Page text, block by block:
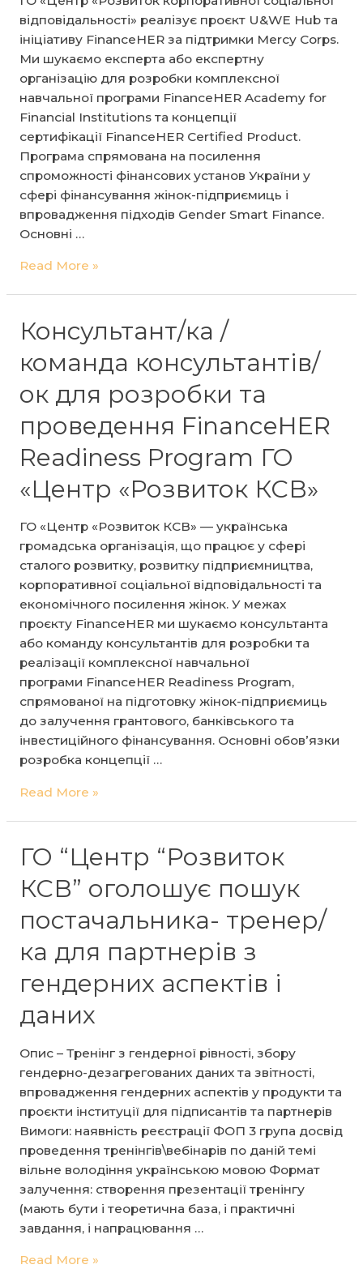
програми
«Академія
тренерів
U&WE
Hub».
відповідальності» реалізує проєкт U&WE Hub та
ініціативу FinanceHER за підтримки Mercy Corps.
Ми шукаємо експерта або експертну
організацію для розробки комплексної
навчальної програми FinanceHER Academy for
Financial Institutions та концепції
сертифікації FinanceHER Certified Product.
Програма спрямована на посилення
спроможності фінансових установ України у
сфері фінансування жінок-підприємиць і
впровадження підходів Gender Smart Finance.
Основні …
Експерт(ка)
організація
з
розробки
програми
FinanceHER
Academy
for
Financial
Institutions
Read More »
Консультант/ка /
команда консультантів/
ок для розробки та
проведення FinanceHER
Readiness Program ГО
«Центр «Розвиток КСВ»
ГО «Центр «Розвиток КСВ» — українська
громадська організація, що працює у сфері
сталого розвитку, розвитку підприємництва,
корпоративної соціальної відповідальності та
економічного посилення жінок. У межах
проєкту FinanceHER ми шукаємо консультанта
або команду консультантів для розробки та
реалізації комплексної навчальної
програми FinanceHER Readiness Program,
спрямованої на підготовку жінок-підприємиць
до залучення грантового, банківського та
інвестиційного фінансування. Основні обов’язки
розробка концепції …
Консультант/
команда
консультантів/
ок
розробки
та
проведення
FinanceHER
Program
«Розвиток
КСВ»
Read More »
ГО “Центр “Розвиток
КСВ” оголошує пошук
постачальника- тренер/
ка для партнерів з
гендерних аспектів і
даних
Опис – Тренінг з гендерної рівності, збору
гендерно-дезагрегованих даних та звітності,
впровадження гендерних аспектів у продукти та
проєкти інституції для підписантів та партнерів
Вимоги: наявність реєстрації ФОП 3 група досвід
проведення тренінгів\вебінарів по даній темі
вільне володіння українською мовою Формат
залучення: створення презентації тренінгу
(мають бути і теоретична база, і практичні
завдання, і напрацювання …
ГО
Read More »